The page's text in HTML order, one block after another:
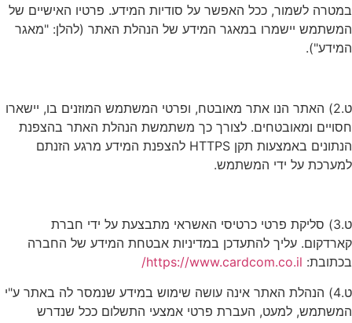
במטרה לשמור, ככל האפשר על סודיות המידע. פרטיו האישיים של
המשתמש יישמרו במאגר המידע של הנהלת האתר (להלן: "מאגר
המידע").
ט.2) האתר הנו אתר מאובטח, ופרטי המשתמש המוזנים בו, יישארו
חסויים ומאובטחים. לצורך כך משתמשת הנהלת האתר בהצפנת
הנתונים באמצעות תקן HTTPS להצפנת המידע מרגע הזנתם
למערכת על ידי המשתמש.
ט.3) סליקת פרטי כרטיסי האשראי מתבצעת על ידי חברת
קארדקום. עליך להתעדכן במדיניות אבטחת המידע של החברה
בכתובת: https://www.cardcom.co.il/
ט.4) הנהלת האתר אינה עושה שימוש במידע שנמסר לה באתר ע"י
המשתמש, למעט, העברת פרטי אמצעי התשלום ככל שנדרש